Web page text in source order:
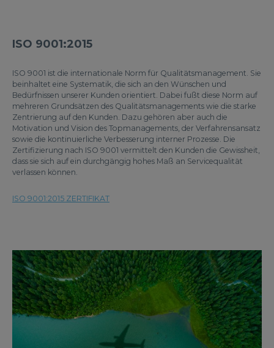
ISO 9001:2015
ISO 9001 ist die internationale Norm für Qualitätsmanagement. Sie
beinhaltet eine Systematik, die sich an den Wünschen und
Bedürfnissen unserer Kunden orientiert. Dabei fußt diese Norm auf
mehreren Grundsätzen des Qualitätsmanagements wie die starke
Zentrierung auf den Kunden. Dazu gehören aber auch die
Motivation und Vision des Topmanagements, der Verfahrensansatz
sowie die kontinuierliche Verbesserung interner Prozesse. Die
Zertifizierung nach ISO 9001 vermittelt den Kunden die Gewissheit,
dass sie sich auf ein durchgängig hohes Maß an Servicequalität
verlassen können.
ISO 9001:2015 ZERTIFIKAT